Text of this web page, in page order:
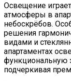
Освещение
атмосферы в
небоскрёбов.
решения
видами и
апартаментах
функциональную
подчеркивая